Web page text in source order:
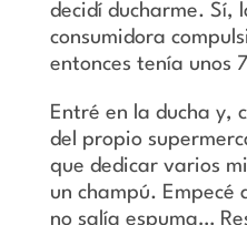
decidí ducharme. Sí,
consumidora
entonces tenía unos
Entré en la ducha y,
del propio
que dedicar varios
un champú. Empecé
no salía espuma…